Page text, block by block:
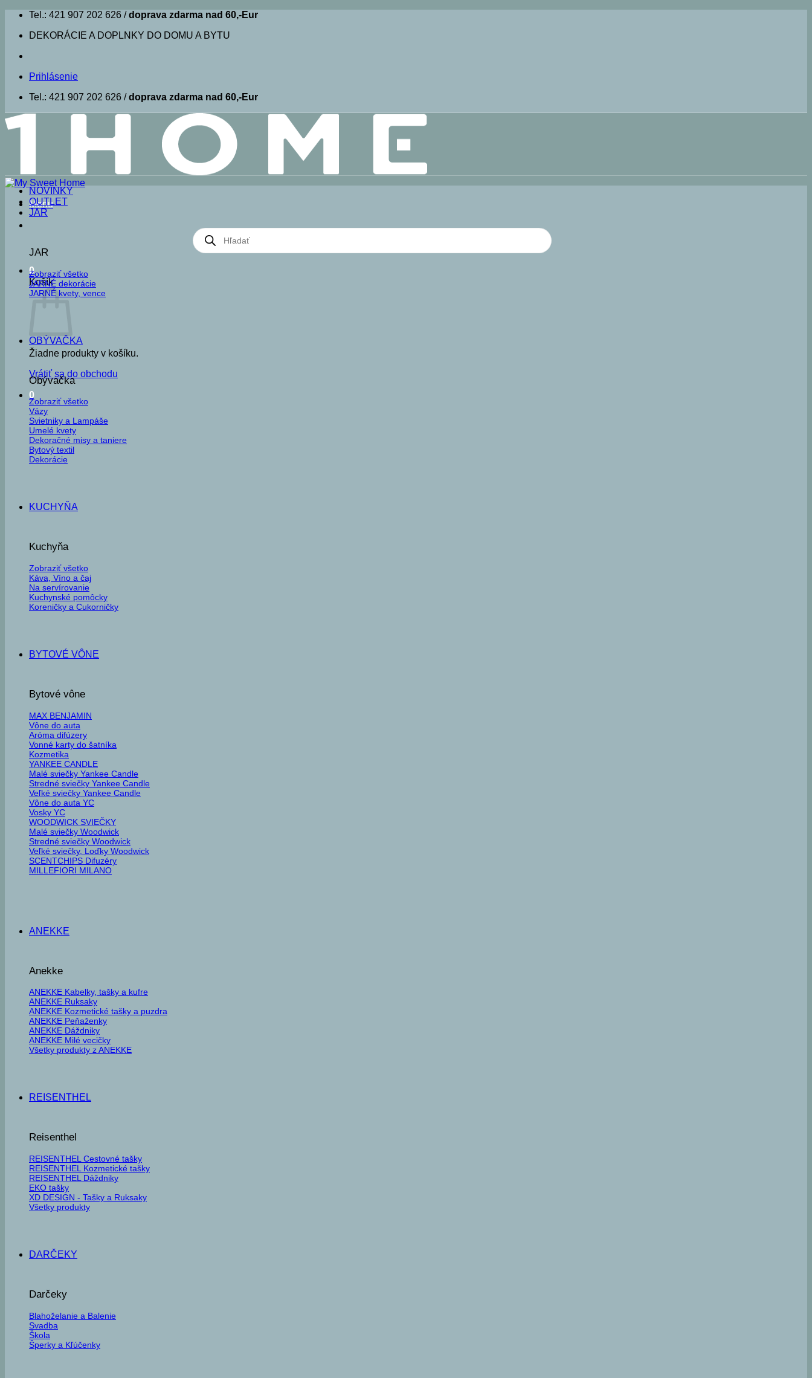
Skip
content
Tel.: 421 907 202 626 /doprava zdarma nad 60,-Eur
DEKORÁCIE A DOPLNKY DO DOMU A BYTU
Prihlásenie
Tel.: 421 907 202 626 /doprava zdarma nad 60,-Eur
Menu
Products
search
0
Košík
Žiadne produkty v košíku.
Vrátiť sa do obchodu
0
NOVINKY
OUTLET
JAR
JAR
Zobraziť všetko
JARNÉ dekorácie
JARNÉ kvety, vence
OBÝVAČKA
Obývačka
Zobraziť všetko
Vázy
Svietniky a Lampáše
Umelé kvety
Dekoračné misy a taniere
Bytový textil
Dekorácie
KUCHYŇA
Kuchyňa
Zobraziť všetko
Káva, Víno a čaj
Na servírovanie
Kuchynské pomôcky
Koreničky a Cukorničky
BYTOVÉ VÔNE
Bytové vône
MAX BENJAMIN
Vône do auta
Aróma difúzery
Vonné karty do šatníka
Kozmetika
YANKEE CANDLE
Malé sviečky Yankee Candle
Stredné sviečky Yankee Candle
Veľké sviečky Yankee Candle
Vône do auta YC
Vosky YC
WOODWICK SVIEČKY
Malé sviečky Woodwick
Stredné sviečky Woodwick
Veľké sviečky, Loďky Woodwick
SCENTCHIPS Difuzéry
MILLEFIORI MILANO
ANEKKE
Anekke
ANEKKE Kabelky, tašky a kufre
ANEKKE Ruksaky
ANEKKE Kozmetické tašky a puzdra
ANEKKE Peňaženky
ANEKKE Dáždniky
ANEKKE Milé vecičky
Všetky produkty z ANEKKE
REISENTHEL
Reisenthel
REISENTHEL Cestovné tašky
REISENTHEL Kozmetické tašky
REISENTHEL Dáždniky
EKO tašky
XD DESIGN - Tašky a Ruksaky
Všetky produkty
DARČEKY
Darčeky
Blahoželanie a Balenie
Svadba
Škola
Šperky a Kľúčenky